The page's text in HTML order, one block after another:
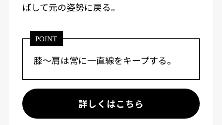
ばして元の姿勢に戻る。
POINT
膝～肩は常に一直線をキープする。
詳しくはこちら